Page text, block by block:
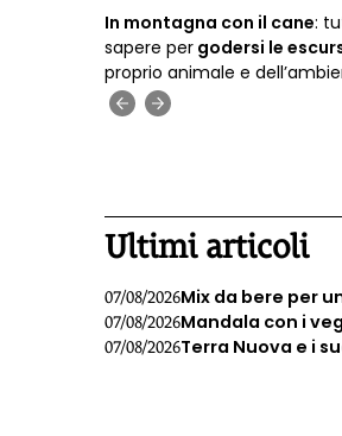
In montagna con il cane:
sapere per godersi le
proprio animale e
di dog-trekking
Ultimi articoli
07/08/2026Mix da bere per
07/08/2026Mandala con i
07/08/2026Terra Nuova e i